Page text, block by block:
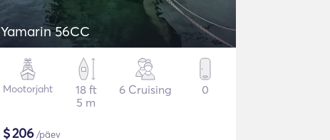
Yamarin 56CC
Mootorjaht
18 ft
5 m
6 Cruising 0
$206/päev